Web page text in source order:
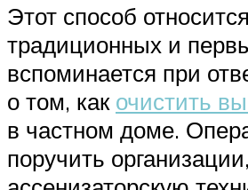
Этот способ
традиционных и
вспоминается при
о том, как очистить
в частном доме.
поручить